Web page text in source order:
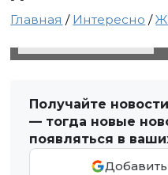
Главная / Интересно /
Получайте
— тогда новые
появляться в